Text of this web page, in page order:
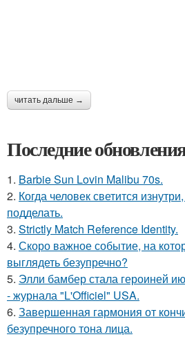
читать дальше →
Последние
1. Barbie Sun Lovin Malibu 70s.
2. Когда человек светится
подделать.
3. Strictly Match Reference Identity.
4. Скоро важное событие, на
выглядеть безупречно?
5. Элли бамбер стала героиней
- журнала "L'Officiel" USA.
6. Завершенная гармония от
безупречного тона лица.